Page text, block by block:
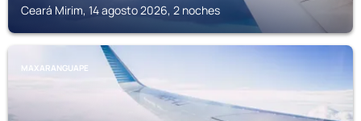
Ceará Mirim, 14 agosto 2026, 2 noches
MAXARANGUAPE